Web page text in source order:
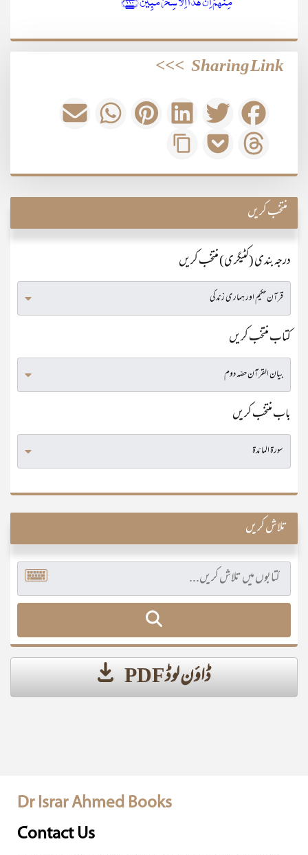
Sharing Link
>>>
منتخب کریں
درجہ بندی (کٹیگری) منتخب کریں
کتاب منتخب کریں
باب منتخب کریں
تلاش کریں
ڈاؤن لوڈ PDF
Dr Israr Ahmed Books
Contact Us